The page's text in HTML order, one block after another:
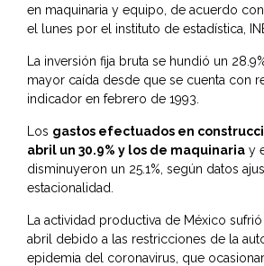
en maquinaria y equipo, de acuerdo
el lunes por el instituto de estadística,
La inversión fija bruta se hundió un
mayor caída desde que se cuenta con
indicador en febrero de 1993.
Los gastos efectuados en
abril un 30.9% y los de maquinaria y
disminuyeron un 25.1%, según datos
estacionalidad.
La actividad productiva de México
abril debido a las restricciones de la
epidemia del coronavirus, que